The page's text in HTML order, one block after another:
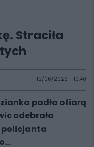
Straciła
12/06/2023 - 10:40
padła ofiarą
odebrała
policjanta